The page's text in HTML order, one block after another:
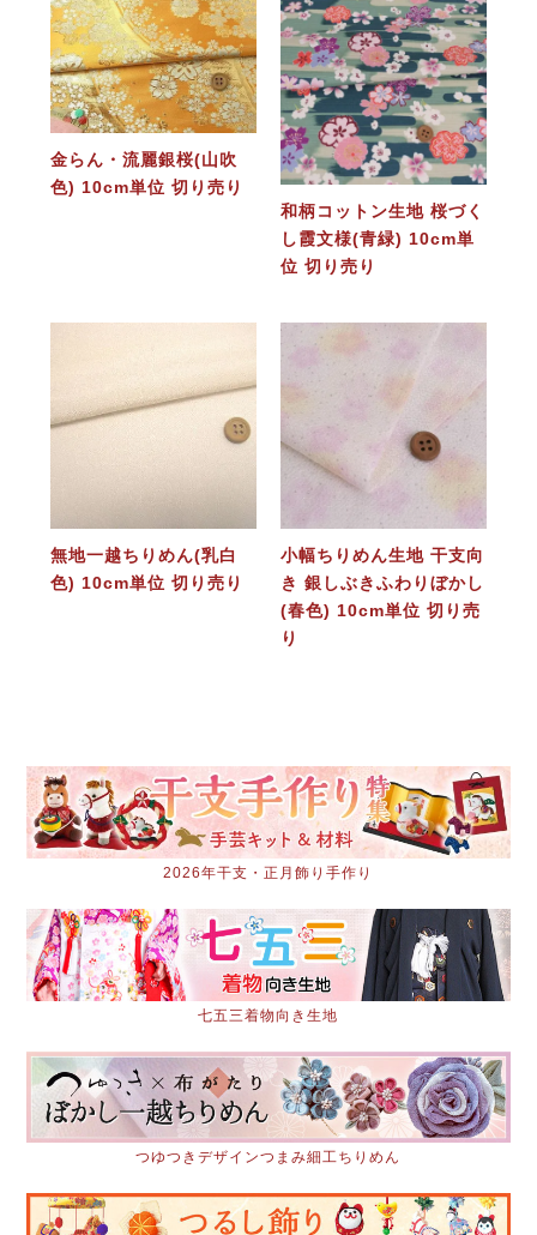
金らん・流麗銀桜(山吹
色) 10cm単位 切り売り
和柄コットン生地 桜づく
し霞文様(青緑) 10cm単
位 切り売り
無地一越ちりめん(乳白
色) 10cm単位 切り売り
小幅ちりめん生地 干支向
き 銀しぶきふわりぼかし
(春色) 10cm単位 切り売
り
2026年干支・正月飾り手作り
七五三着物向き生地
つゆつきデザインつまみ細工ちりめん